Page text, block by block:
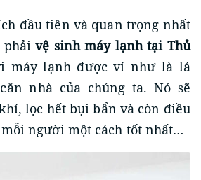
đầu tiên và quan trọng nhất
phảivệ sinh máy lạnh tại Thủ
máy lạnh được ví như là lá
nhà của chúng ta. Nó sẽ
lọc hết bụi bẩn và còn điều
người một cách tốt nhất…